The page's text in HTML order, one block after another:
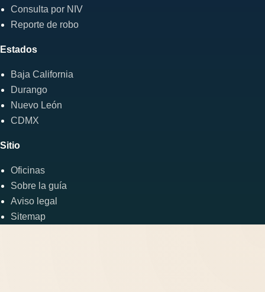
Consulta por NIV
Reporte de robo
Estados
Baja California
Durango
Nuevo León
CDMX
Sitio
Oficinas
Sobre la guía
Aviso legal
Sitemap